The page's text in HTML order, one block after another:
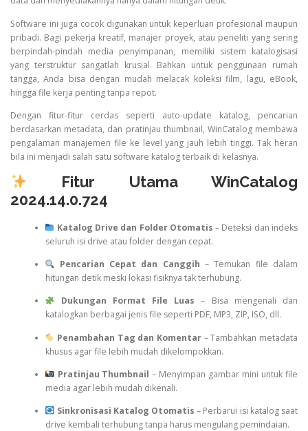
Software ini juga cocok digunakan untuk keperluan profesional maupun
pribadi. Bagi pekerja kreatif, manajer proyek, atau peneliti yang sering
berpindah-pindah media penyimpanan, memiliki sistem katalogisasi
yang terstruktur sangatlah krusial. Bahkan untuk penggunaan rumah
tangga, Anda bisa dengan mudah melacak koleksi film, lagu, eBook,
hingga file kerja penting tanpa repot.
Dengan fitur-fitur cerdas seperti auto-update katalog, pencarian
berdasarkan metadata, dan pratinjau thumbnail, WinCatalog membawa
pengalaman manajemen file ke level yang jauh lebih tinggi. Tak heran
bila ini menjadi salah satu software katalog terbaik di kelasnya.
Fitur Utama WinCatalog
2024.14.0.724
Katalog Drive dan Folder Otomatis – Deteksi dan indeks
seluruh isi drive atau folder dengan cepat.
Pencarian Cepat dan Canggih – Temukan file dalam
hitungan detik meski lokasi fisiknya tak terhubung.
Dukungan Format File Luas – Bisa mengenali dan
katalogkan berbagai jenis file seperti PDF, MP3, ZIP, ISO, dll.
Penambahan Tag dan Komentar – Tambahkan metadata
khusus agar file lebih mudah dikelompokkan.
Pratinjau Thumbnail – Menyimpan gambar mini untuk file
media agar lebih mudah dikenali.
Sinkronisasi Katalog Otomatis – Perbarui isi katalog saat
drive kembali terhubung tanpa harus mengulang pemindaian.